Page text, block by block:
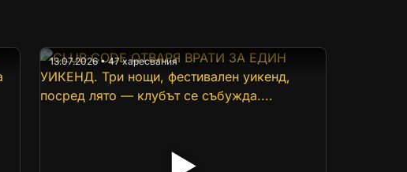
13.07.2026 • 47 харесвания